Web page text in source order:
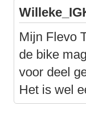
Mijn Flevo
de bike
voor deel
Het is wel